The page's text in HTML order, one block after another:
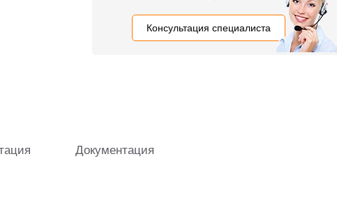
Консультация специалиста
Документация